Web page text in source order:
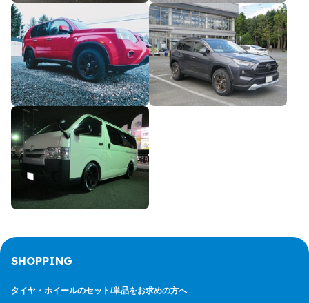
SHOPPING
タイヤ・ホイールのセット/単品をお求めの方へ